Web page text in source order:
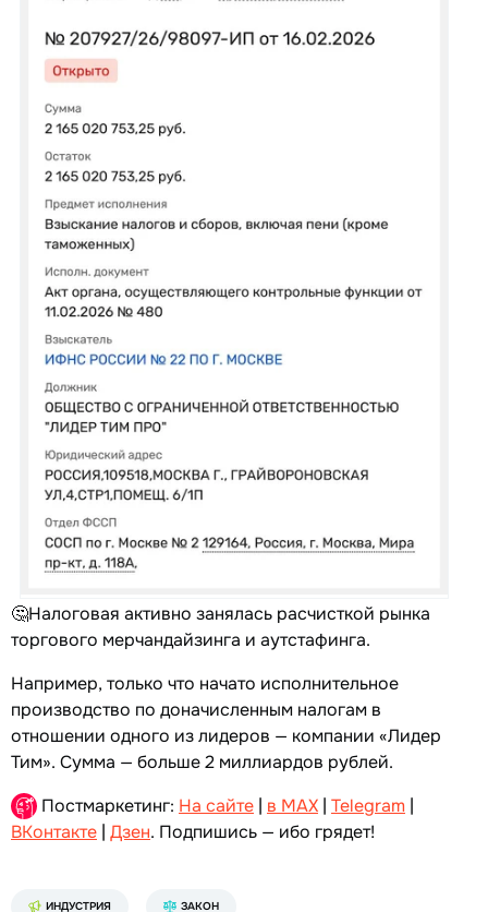
🤔Налоговая активно занялась расчисткой рынка
торгового мерчандайзинга и аутстафинга.
Например, только что начато исполнительное
производство по доначисленным налогам в
отношении одного из лидеров — компании «Лидер
Тим». Сумма — больше 2 миллиардов рублей.
Постмаркетинг: На сайте | в MAX | Telegram |
ВКонтакте | Дзен. Подпишись — ибо грядет!
ИНДУСТРИЯ ЗАКОН